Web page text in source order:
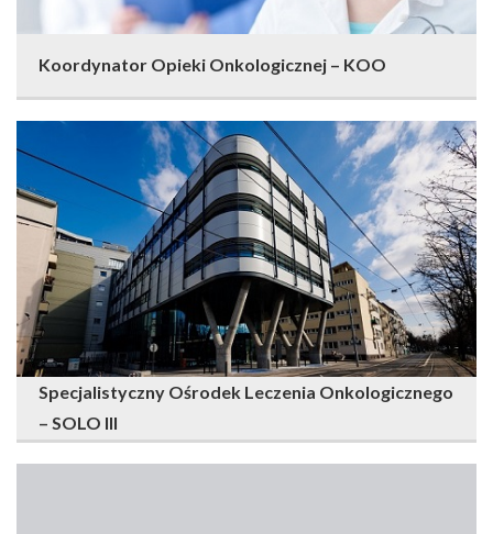
Koordynator Opieki Onkologicznej – KOO
Specjalistyczny Ośrodek Leczenia Onkologicznego
– SOLO III